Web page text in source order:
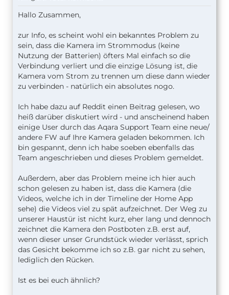
Ging … komisch
Hallo Zusammen,
zur Info, es scheint wohl ein bekanntes Problem zu
sein, dass die Kamera im Strommodus (keine
Nutzung der Batterien) öfters Mal einfach so die
Verbindung verliert und die einzige Lösung ist, die
Kamera vom Strom zu trennen um diese dann wieder
zu verbinden - natürlich ein absolutes nogo.
Ich habe dazu auf Reddit einen Beitrag gelesen, wo
heiß darüber diskutiert wird - und anscheinend haben
einige User durch das Aqara Support Team eine neue/
andere FW auf Ihre Kamera geladen bekommen. Ich
bin gespannt, denn ich habe soeben ebenfalls das
Team angeschrieben und dieses Problem gemeldet.
Außerdem, aber das Problem meine ich hier auch
schon gelesen zu haben ist, dass die Kamera (die
Videos, welche ich in der Timeline der Home App
sehe) die Videos viel zu spät aufzeichnet. Der Weg zu
unserer Haustür ist nicht kurz, eher lang und dennoch
zeichnet die Kamera den Postboten z.B. erst auf,
wenn dieser unser Grundstück wieder verlässt, sprich
das Gesicht bekomme ich so z.B. gar nicht zu sehen,
lediglich den Rücken.
Ist es bei euch ähnlich?